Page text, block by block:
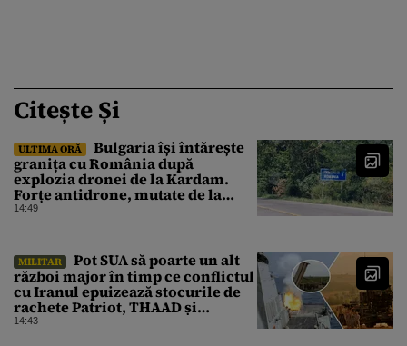
Citește Și
ULTIMA ORĂ
Bulgaria își întărește
granița cu România după
explozia dronei de la Kardam.
Forțe antidrone, mutate de la
frontiera cu Turcia
14:49
MILITAR
Pot SUA să poarte un alt
război major în timp ce conflictul
cu Iranul epuizează stocurile de
rachete Patriot, THAAD și
Tomahawk?
14:43